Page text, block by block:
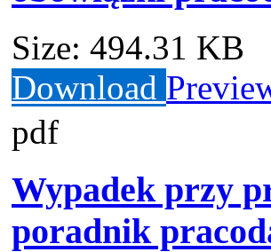
Size: 494.31 KB
Download
pdf
Wypadek przy
poradnik